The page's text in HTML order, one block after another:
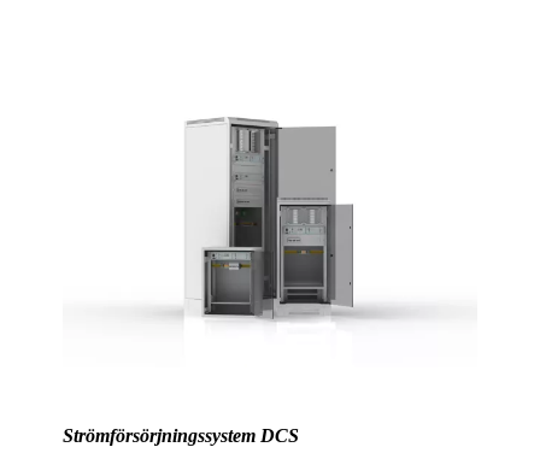
Strömförsörjningssystem DCS